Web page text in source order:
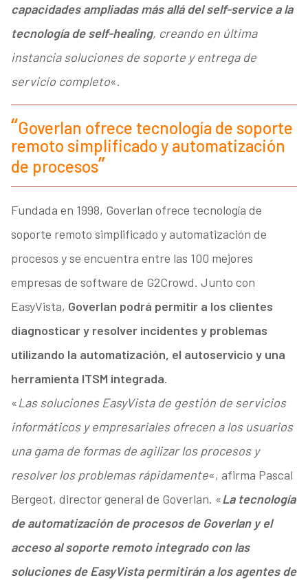
capacidades ampliadas más allá del self-service a la
tecnología de self-healing, creando en última
instancia soluciones de soporte y entrega de
servicio completo«.
Goverlan ofrece tecnología de soporte
remoto simplificado y automatización
de procesos
Fundada en 1998, Goverlan ofrece tecnología de
soporte remoto simplificado y automatización de
procesos y se encuentra entre las 100 mejores
empresas de software de G2Crowd. Junto con
EasyVista, Goverlan podrá permitir a los clientes
diagnosticar y resolver incidentes y problemas
utilizando la automatización, el autoservicio y una
herramienta ITSM integrada.
«Las soluciones EasyVista de gestión de servicios
informáticos y empresariales ofrecen a los usuarios
una gama de formas de agilizar los procesos y
resolver los problemas rápidamente«, afirma Pascal
Bergeot, director general de Goverlan. «La tecnología
de automatización de procesos de Goverlan y el
acceso al soporte remoto integrado con las
soluciones de EasyVista permitirán a los agentes de